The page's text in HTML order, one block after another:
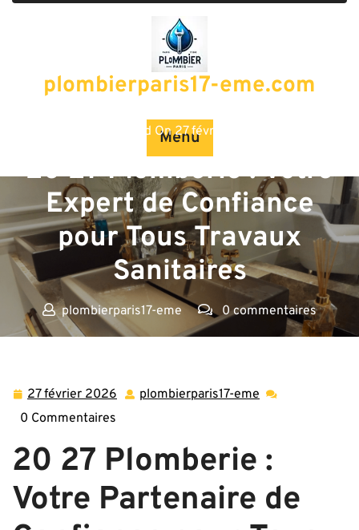
plombierparis17-eme.com
Menu
Posted On 27 février 2026
20 27 Plomberie : Votre
Expert de Confiance
pour Tous Travaux
Sanitaires
plombierparis17-eme
0 commentaires
27 février 2026 27 plombierparis17-eme plombierparis17-
0 Commentaires
20 27 Plomberie :
Votre Partenaire de